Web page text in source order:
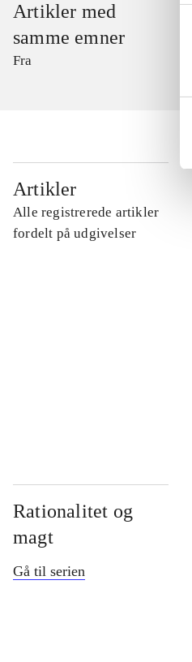
Artikler med
samme emner
Fra
Artikler
Alle registrerede artikler
fordelt på udgivelser
Rationalitet og
magt
Gå til serien